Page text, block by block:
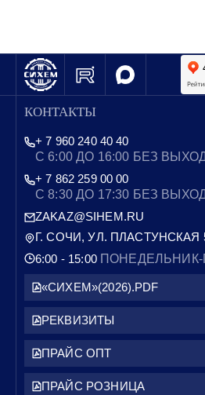
КОНТАКТЫ
+ 7 960 240 40 40
С 6:00 ДО 16:00 БЕЗ
+ 7 862 259 00 00
С 8:30 ДО 17:30 БЕЗ
ZAKAZ@SIHEM.RU
Г. СОЧИ, УЛ. ПЛАСТУНСКАЯ
6:00 - 15:00
«СИХЕМ»(2026).PDF
РЕКВИЗИТЫ
ПРАЙС ОПТ
ПРАЙС РОЗНИЦА